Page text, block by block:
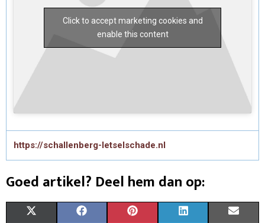
Click to accept marketing cookies and
enable this content
https://schallenberg-letselschade.nl
Goed artikel? Deel hem dan op: